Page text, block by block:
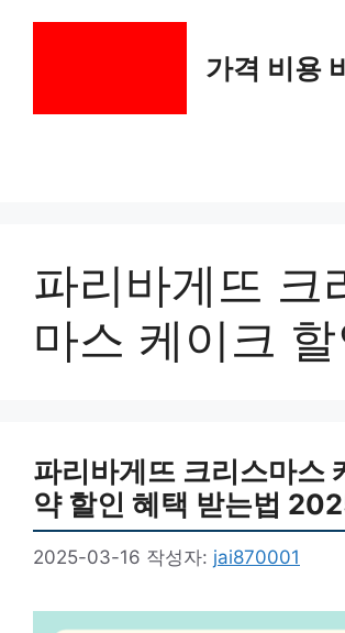
가격 비용
파리바게뜨 크
마스 케이크 할
파리바게뜨 크리스마스
약 할인 혜택 받는법
2025-03-16 작성자: jai870001